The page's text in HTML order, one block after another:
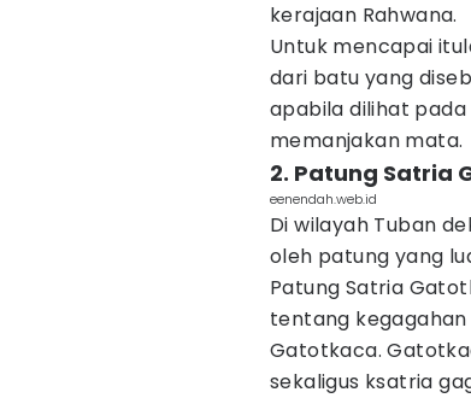
kerajaan Rahwana.
Untuk mencapai
dari batu yang
apabila dilihat
memanjakan mata.
2. Patung Satria
eenendah.web.id
Di wilayah Tuban
oleh patung yang
Patung Satria
tentang
Gatotkaca.
sekaligus ksatria